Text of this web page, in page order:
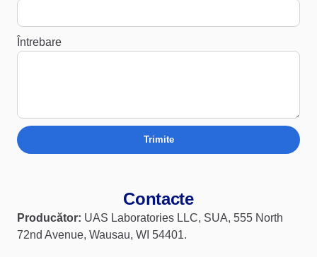
Întrebare
Trimite
Contacte
Producător: UAS Laboratories LLC, SUA, 555 North
72nd Avenue, Wausau, WI 54401.